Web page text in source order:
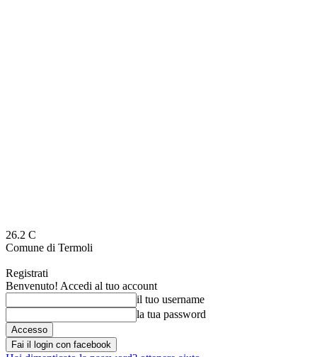
26.2 C
Comune di Termoli
Registrati
Benvenuto! Accedi al tuo account
il tuo username
la tua password
Fai il login con facebook